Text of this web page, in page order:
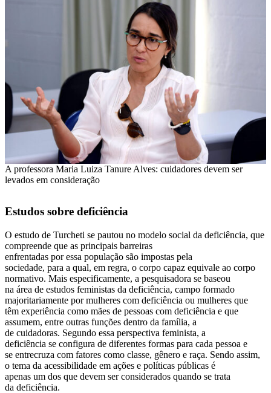
A professora Maria Luiza Tanure Alves: cuidadores devem ser
levados em consideração
Estudos sobre deficiência
O estudo de Turcheti se pautou no modelo social da deficiência, que
compreende que as principais barreiras
enfrentadas por essa população são impostas pela
sociedade, para a qual, em regra, o corpo capaz equivale ao corpo
normativo. Mais especificamente, a pesquisadora se baseou
na área de estudos feministas da deficiência, campo formado
majoritariamente por mulheres com deficiência ou mulheres que
têm experiência como mães de pessoas com deficiência e que
assumem, entre outras funções dentro da família, a
de cuidadoras. Segundo essa perspectiva feminista, a
deficiência se configura de diferentes formas para cada pessoa e
se entrecruza com fatores como classe, gênero e raça. Sendo assim,
o tema da acessibilidade em ações e políticas públicas é
apenas um dos que devem ser considerados quando se trata
da deficiência.